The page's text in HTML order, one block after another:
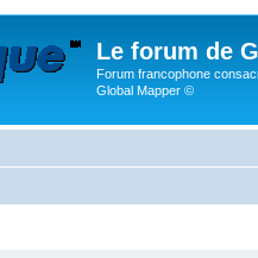
Le forum de
Forum francophone
Global Mapper ©